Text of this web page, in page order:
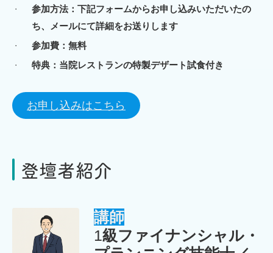
参加方法：下記フォームからお申し込みいただいたの
ち、メールにて詳細をお送りします
参加費：無料
特典：当院レストランの特製デザート試食付き
お申し込みはこちら
登壇者紹介
講師
1級ファイナンシャル・